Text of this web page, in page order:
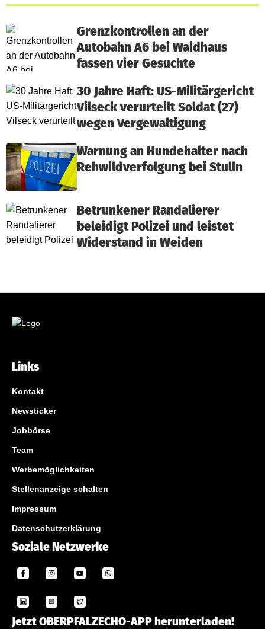
Grenzkontrollen an der
Autobahn A6 bei Waidhaus
fassen vier Gesuchte
30 Jahre Haft: US-Militärgericht
Vilseck verurteilt Soldat (27)
wegen Vergewaltigung
Warnung an Hundehalter nach
Rehwildverfolgung bei Stulln
Betrunkener Randalierer
beleidigt Polizei und leistet
Widerstand in Weiden
Links
Kontakt
Newsticker
Jobbörse
Team
Werbemöglichkeiten
Stellenanzeige schalten
Impressum
Datenschutzerklärung
Soziale Netzwerke
Jetzt OBERPFALZECHO-APP herunterladen!